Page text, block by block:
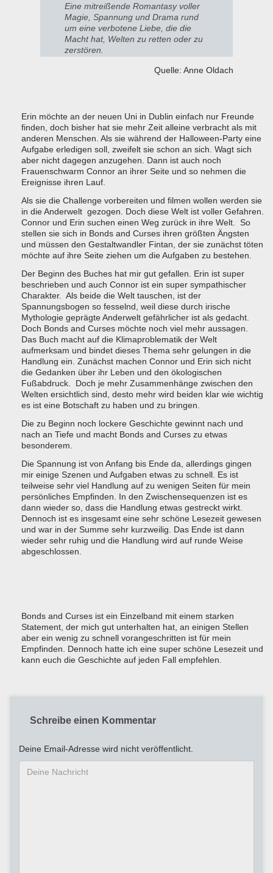
Eine mitreißende Romantasy voller
Magie, Spannung und Drama rund
um eine verbotene Liebe, die die
Macht hat, Welten zu retten oder zu
zerstören.
Quelle: Anne Oldach
Erin möchte an der neuen Uni in Dublin einfach nur Freunde
finden, doch bisher hat sie mehr Zeit alleine verbracht als mit
anderen Menschen. Als sie während der Halloween-Party eine
Aufgabe erledigen soll, zweifelt sie schon an sich. Wagt sich
aber nicht dagegen anzugehen. Dann ist auch noch
Frauenschwarm Connor an ihrer Seite und so nehmen die
Ereignisse ihren Lauf.
Als sie die Challenge vorbereiten und filmen wollen werden sie
in die Anderwelt gezogen. Doch diese Welt ist voller Gefahren.
Connor und Erin suchen einen Weg zurück in ihre Welt. So
stellen sie sich in Bonds and Curses ihren größten Ängsten
und müssen den Gestaltwandler Fintan, der sie zunächst töten
möchte auf ihre Seite ziehen um die Aufgaben zu bestehen.
Der Beginn des Buches hat mir gut gefallen. Erin ist super
beschrieben und auch Connor ist ein super sympathischer
Charakter. Als beide die Welt tauschen, ist der
Spannungsbogen so fesselnd, weil diese durch irische
Mythologie geprägte Anderwelt gefährlicher ist als gedacht.
Doch Bonds and Curses möchte noch viel mehr aussagen.
Das Buch macht auf die Klimaproblematik der Welt
aufmerksam und bindet dieses Thema sehr gelungen in die
Handlung ein. Zunächst machen Connor und Erin sich nicht
die Gedanken über ihr Leben und den ökologischen
Fußabdruck. Doch je mehr Zusammenhänge zwischen den
Welten ersichtlich sind, desto mehr wird beiden klar wie wichtig
es ist eine Botschaft zu haben und zu bringen.
Die zu Beginn noch lockere Geschichte gewinnt nach und
nach an Tiefe und macht Bonds and Curses zu etwas
besonderem.
Die Spannung ist von Anfang bis Ende da, allerdings gingen
mir einige Szenen und Aufgaben etwas zu schnell. Es ist
teilweise sehr viel Handlung auf zu wenigen Seiten für mein
persönliches Empfinden. In den Zwischensequenzen ist es
dann wieder so, dass die Handlung etwas gestreckt wirkt.
Dennoch ist es insgesamt eine sehr schöne Lesezeit gewesen
und war in der Summe sehr kurzweilig. Das Ende ist dann
wieder sehr ruhig und die Handlung wird auf runde Weise
abgeschlossen.
Bonds and Curses ist ein Einzelband mit einem starken
Statement, der mich gut unterhalten hat, an einigen Stellen
aber ein wenig zu schnell vorangeschritten ist für mein
Empfinden. Dennoch hatte ich eine super schöne Lesezeit und
kann euch die Geschichte auf jeden Fall empfehlen.
Schreibe einen Kommentar
Deine Email-Adresse wird nicht veröffentlicht.